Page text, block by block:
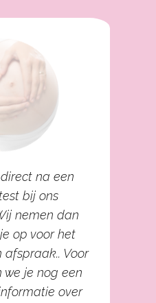
na een
bij ons
nemen dan
op voor het
Voor
je nog een
over